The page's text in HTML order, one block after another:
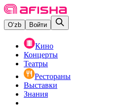
O‘zb Войти
Кино
Концерты
Театры
Рестораны
Выставки
Знания